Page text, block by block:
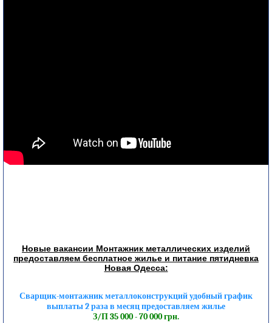
Новые вакансии Монтажник металлических изделий
предоставляем бесплатное жилье и питание пятидневка
Новая Одесса:
Сварщик-монтажник металлоконструкций удобный график
выплаты 2 раза в месяц предоставляем жилье
З/П 35 000 - 70 000 грн.